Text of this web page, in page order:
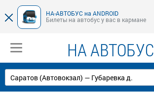
НА-АВТОБУС на ANDROID
Билеты на автобус у вас в кармане
НА АВТОБУС